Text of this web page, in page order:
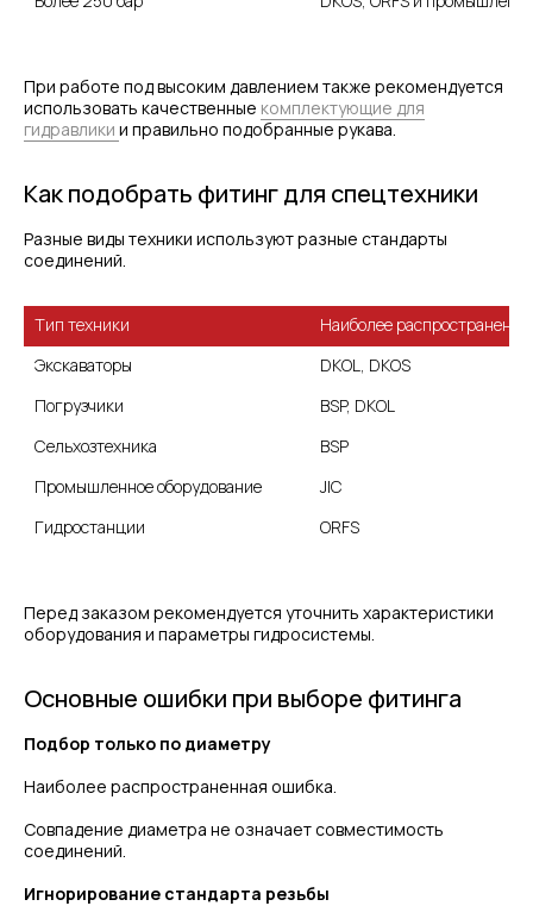
При работе под высоким давлением также рекомендуется
использовать качественные комплектующие для
гидравлики и правильно подобранные рукава.
Как подобрать фитинг для спецтехники
Разные виды техники используют разные стандарты
соединений.
Тип техники
Наиболее
Экскаваторы
DKOL, DKOS
Погрузчики
BSP, DKOL
Сельхозтехника
BSP
Промышленное оборудование
JIC
Гидростанции
ORFS
Перед заказом рекомендуется уточнить характеристики
оборудования и параметры гидросистемы.
Основные ошибки при выборе фитинга
Подбор только по диаметру
Наиболее распространенная ошибка.
Совпадение диаметра не означает совместимость
соединений.
Игнорирование стандарта резьбы
МЕНЮ
Компания
ЧАСЫ РАБОТЫ
Пн - Пт, с 09:00 до 18:00
Отзывы
Каталог
Контакты
ОБРАТНАЯ СВЯЗЬ
Я соглашаюсь с условиями и даю своё согласие
наобработку персональных данных
Отправить
© Евразия Инжиниринг
Сервис 2022-2026 Разработка сайта
ИНФОРМАЦИЯ